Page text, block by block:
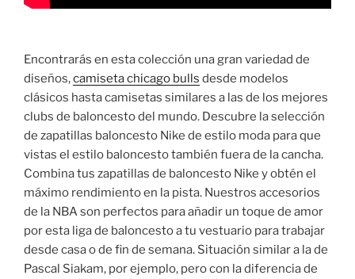
Encontrarás en esta colección una gran variedad de
diseños,camiseta chicago bulls desde modelos
clásicos hasta camisetas similares a las de los mejores
clubs de baloncesto del mundo. Descubre la selección
de zapatillas baloncesto Nike de estilo moda para que
vistas el estilo baloncesto también fuera de la cancha.
Combina tus zapatillas de baloncesto Nike y obtén el
máximo rendimiento en la pista. Nuestros accesorios
de la NBA son perfectos para añadir un toque de amor
por esta liga de baloncesto a tu vestuario para trabajar
desde casa o de fin de semana. Situación similar a la de
Pascal Siakam, por ejemplo, pero con la diferencia de